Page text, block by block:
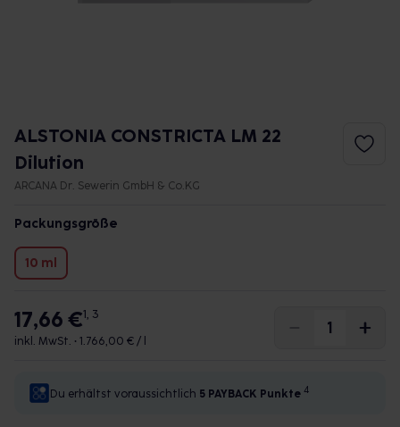
ALSTONIA CONSTRICTA LM 22
Dilution
ARCANA Dr. Sewerin GmbH & Co.KG
Packungsgröße
10 ml
17,66 €1, 3
inkl. MwSt. • 1.766,00 € / l
Du erhältst voraussichtlich 5 PAYBACK Punkte 4